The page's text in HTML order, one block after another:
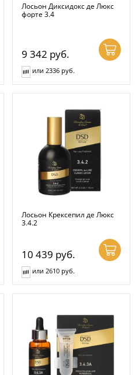
Лосьон Диксидокс де Люкс
форте 3.4
9 342 руб.
или 2336 руб.
Лосьон Крексепил де Люкс
3.4.2
10 439 руб.
или 2610 руб.